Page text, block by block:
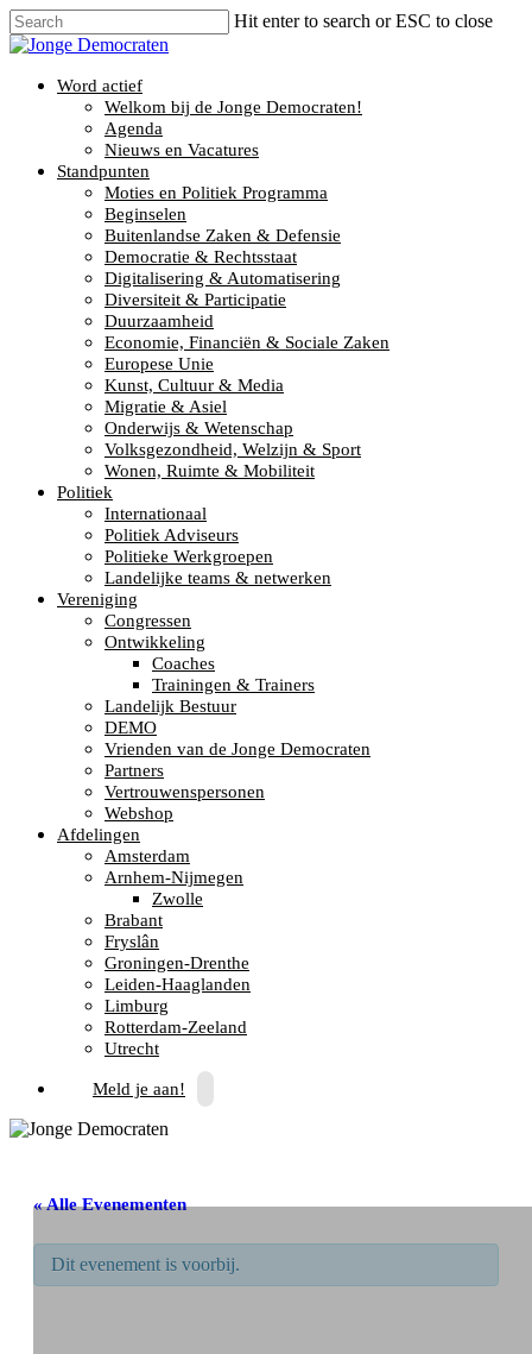
Hit enter to search or ESC to close
Word actief
Welkom bij de Jonge Democraten!
Agenda
Nieuws en Vacatures
Standpunten
Moties en Politiek Programma
Beginselen
Buitenlandse Zaken & Defensie
Democratie & Rechtsstaat
Digitalisering & Automatisering
Diversiteit & Participatie
Duurzaamheid
Economie, Financiën & Sociale Zaken
Europese Unie
Kunst, Cultuur & Media
Migratie & Asiel
Onderwijs & Wetenschap
Volksgezondheid, Welzijn & Sport
Wonen, Ruimte & Mobiliteit
Politiek
Internationaal
Politiek Adviseurs
Politieke Werkgroepen
Landelijke teams & netwerken
Vereniging
Congressen
Ontwikkeling
Coaches
Trainingen & Trainers
Landelijk Bestuur
DEMO
Vrienden van de Jonge Democraten
Partners
Vertrouwenspersonen
Webshop
Afdelingen
Amsterdam
Arnhem-Nijmegen
Zwolle
Brabant
Fryslân
Groningen-Drenthe
Leiden-Haaglanden
Limburg
Rotterdam-Zeeland
Utrecht
Meld je aan!
« Alle Evenementen
Dit evenement is voorbij.